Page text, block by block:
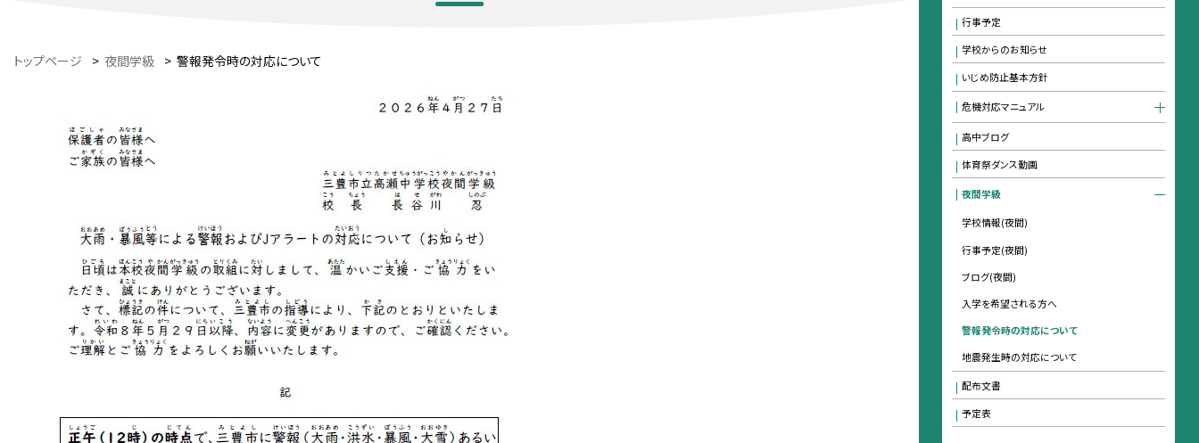
トップページ > 夜間学級 > 警報発令時の対応について
行事予定
学校からのお知らせ
いじめ防止基本方針
危機対応マニュアル
高中ブログ
体育祭ダンス動画
夜間学級
学校情報(夜間)
行事予定(夜間)
ブログ(夜間)
入学を希望される方へ
警報発令時の対応について
地震発生時の対応について
配布文書
予定表